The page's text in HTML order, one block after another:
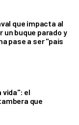
que impacta al
un buque parado y
pase a ser "país
vida": el
que